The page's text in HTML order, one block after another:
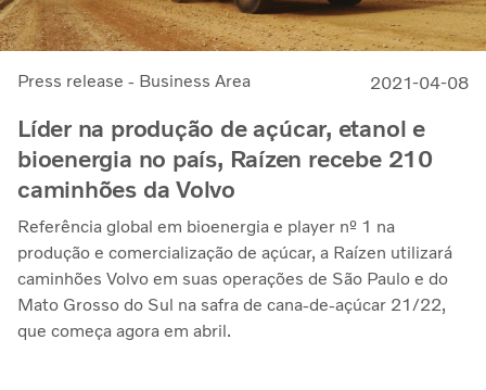
Press release - Business Area 2021-04-08
Líder na produção de açúcar, etanol e
bioenergia no país, Raízen recebe 210
caminhões da Volvo
Referência global em bioenergia e player nº 1 na
produção e comercialização de açúcar, a Raízen utilizará
caminhões Volvo em suas operações de São Paulo e do
Mato Grosso do Sul na safra de cana-de-açúcar 21/22,
que começa agora em abril.